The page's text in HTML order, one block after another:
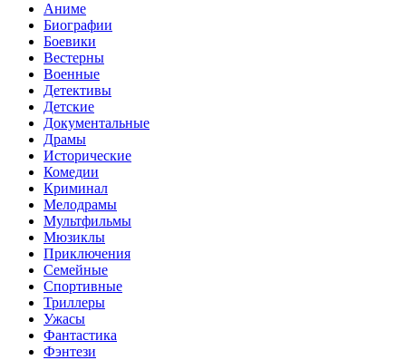
Аниме
Биографии
Боевики
Вестерны
Военные
Детективы
Детские
Документальные
Драмы
Исторические
Комедии
Криминал
Мелодрамы
Мультфильмы
Мюзиклы
Приключения
Семейные
Спортивные
Триллеры
Ужасы
Фантастика
Фэнтези